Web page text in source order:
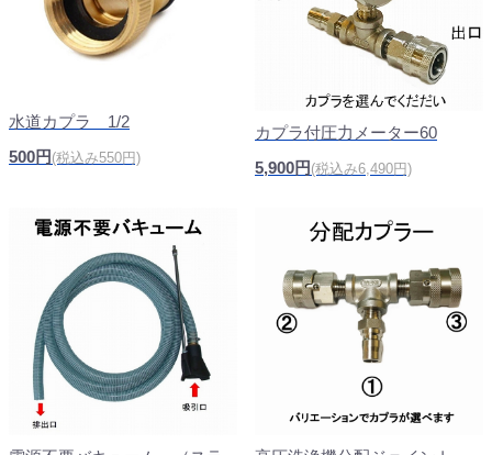
水道カプラ 1/2
500円 (税込み550円)
カプラ付圧力メーター60
5,900円 (税込み6,490円)